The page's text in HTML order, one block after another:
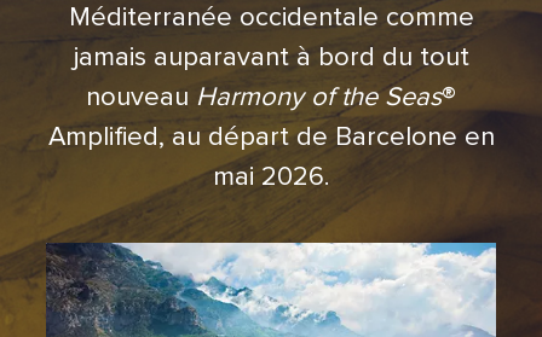
Méditerranée occidentale comme
jamais auparavant à bord du tout
nouveau Harmony of the Seas®
Amplified, au départ de Barcelone en
mai 2026.